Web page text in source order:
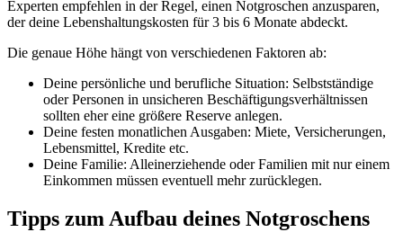
Experten empfehlen in der Regel, einen Notgroschen anzusparen,
der deine Lebenshaltungskosten für 3 bis 6 Monate abdeckt.
Die genaue Höhe hängt von verschiedenen Faktoren ab:
Deine persönliche und berufliche Situation: Selbstständige
oder Personen in unsicheren Beschäftigungsverhältnissen
sollten eher eine größere Reserve anlegen.
Deine festen monatlichen Ausgaben: Miete, Versicherungen,
Lebensmittel, Kredite etc.
Deine Familie: Alleinerziehende oder Familien mit nur einem
Einkommen müssen eventuell mehr zurücklegen.
Tipps zum Aufbau deines Notgroschens